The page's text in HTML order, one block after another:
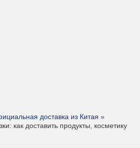
доставка из Китая »
как доставить продукты, косметику